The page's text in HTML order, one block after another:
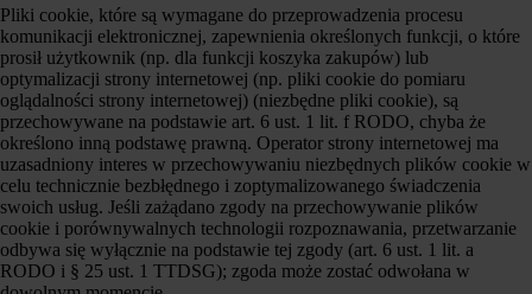
Pliki cookie, które są wymagane do przeprowadzenia procesu
komunikacji elektronicznej, zapewnienia określonych funkcji, o które
prosił użytkownik (np. dla funkcji koszyka zakupów) lub
optymalizacji strony internetowej (np. pliki cookie do pomiaru
oglądalności strony internetowej) (niezbędne pliki cookie), są
przechowywane na podstawie art. 6 ust. 1 lit. f RODO, chyba że
określono inną podstawę prawną. Operator strony internetowej ma
uzasadniony interes w przechowywaniu niezbędnych plików cookie w
celu technicznie bezbłędnego i zoptymalizowanego świadczenia
swoich usług. Jeśli zażądano zgody na przechowywanie plików
cookie i porównywalnych technologii rozpoznawania, przetwarzanie
odbywa się wyłącznie na podstawie tej zgody (art. 6 ust. 1 lit. a
RODO i § 25 ust. 1 TTDSG); zgoda może zostać odwołana w